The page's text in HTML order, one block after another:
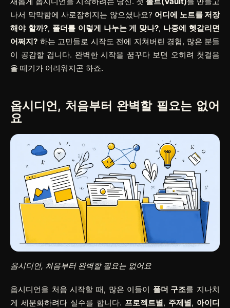
나서 막막함에 사로잡히지는 않으셨나요? 어디에 노트를 저장
해야 할까?, 폴더를 이렇게 나누는 게 맞나?, 나중에 헷갈리면
어쩌지? 하는 고민들로 시작도 전에 지쳐버린 경험, 많은 분들
이 공감할 겁니다. 완벽한 시작을 꿈꾸다 보면 오히려 첫걸음
을 떼기가 어려워지곤 하죠.
옵시디언, 처음부터 완벽할 필요는 없어
요
옵시디언, 처음부터 완벽할 필요는 없어요
옵시디언을 처음 시작할 때, 많은 이들이 폴더 구조를 지나치
게 세분화하려다 실수를 합니다. 프로젝트별, 주제별, 아이디